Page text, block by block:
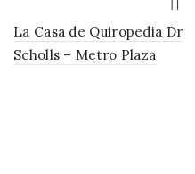
La Casa de Quiropedia Dr
Scholls – Metro Plaza